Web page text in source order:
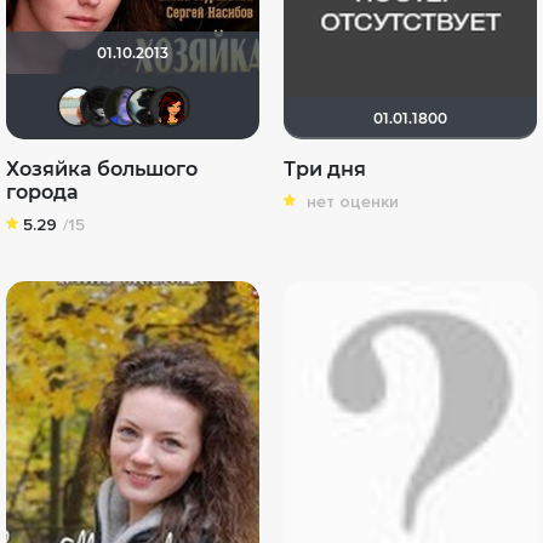
01.10.2013
Ekaterina5222
Хозяйка большого
города
5.29 /15
01.01.1800
Три дня
нет оценки